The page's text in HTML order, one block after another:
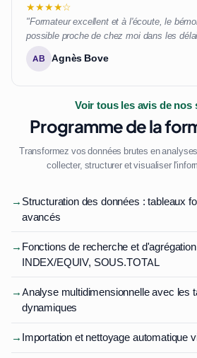
★★★★☆
"Formateur excellent et à l'écoute, le
possible proche de chez moi dans les
AB Agnès Bove
Voir tous les avis de nos
Programme de la
Transformez vos données brutes en
collecter, structurer et visualiser
→ Structuration des données : tableaux
avancés
→ Fonctions de recherche et
INDEX/EQUIV, SOUS.TOTAL
→Analyse multidimensionnelle avec les
dynamiques
→ Importation et nettoyage automatique